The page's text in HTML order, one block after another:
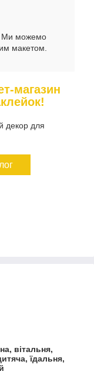
Ми можемо
макетом.
магазин
декор для
вітальня,
їдальня,